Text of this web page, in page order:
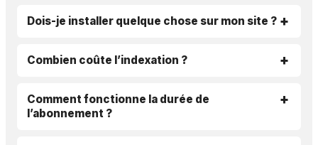
Dois-je installer quelque chose sur mon site ?
Combien coûte l’indexation ?
Comment fonctionne la durée de
l’abonnement ?